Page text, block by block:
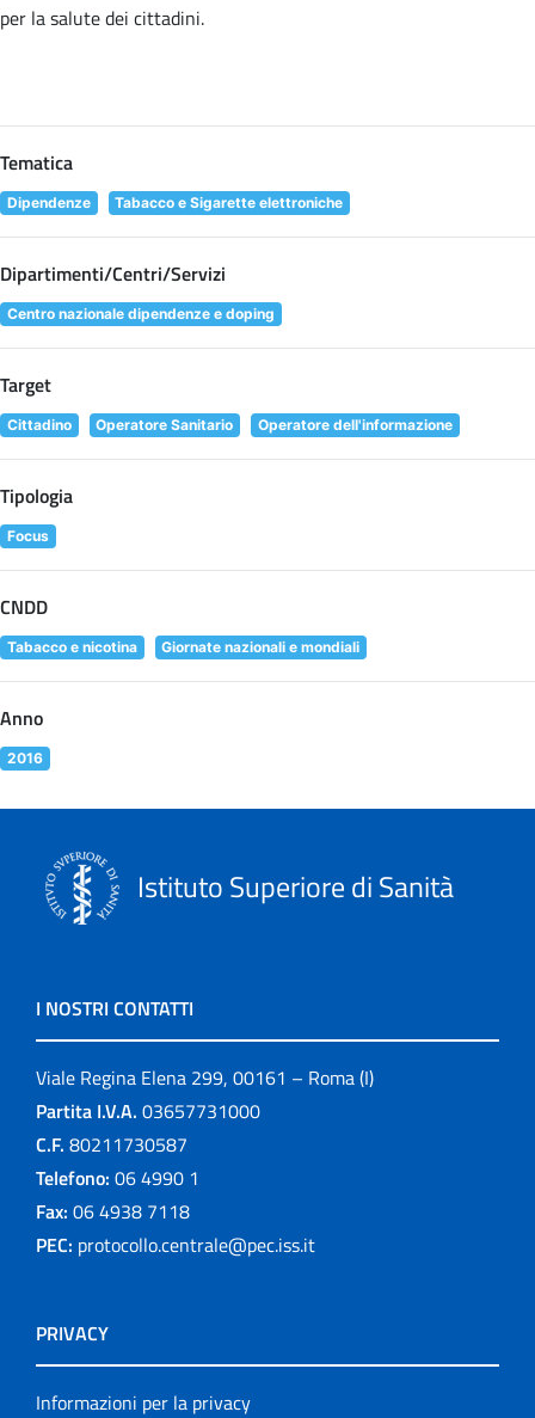
per la salute dei cittadini.
Tematica
Dipendenze Tabacco e Sigarette elettroniche
Dipartimenti/Centri/Servizi
Centro nazionale dipendenze e doping
Target
Cittadino Operatore Sanitario Operatore dell'informazione
Tipologia
Focus
CNDD
Tabacco e nicotina Giornate nazionali e mondiali
Anno
2016
Istituto Superiore di Sanità
I NOSTRI CONTATTI
Viale Regina Elena 299, 00161 – Roma (I)
Partita I.V.A. 03657731000
C.F. 80211730587
Telefono: 06 4990 1
Fax: 06 4938 7118
PEC: protocollo.centrale@pec.iss.it
PRIVACY
Informazioni per la privacy